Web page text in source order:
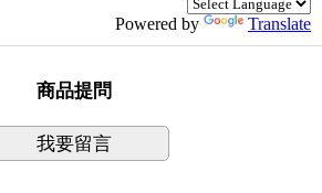
Powered by Translate
商品提問
我要留言